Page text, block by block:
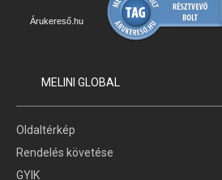
Árukereső.hu
MELINI GLOBAL
GYIK
Rendelés követése
Oldaltérkép